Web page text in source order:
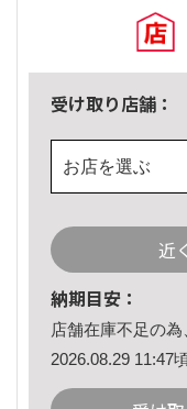
受け取り店舗：
お店を選ぶ
近
納期目安：
店舗在庫不足の為
2026.08.29 11:47